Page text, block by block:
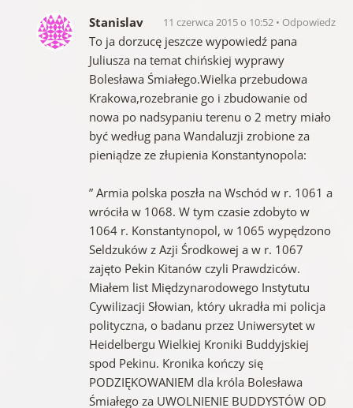
Stanislav 11 czerwca 2015 o 10:52 Odpowiedz
To ja dorzucę jeszcze wypowiedź pana
Juliusza na temat chińskiej wyprawy
Bolesława Śmiałego.Wielka przebudowa
Krakowa,rozebranie go i zbudowanie od
nowa po nadsypaniu terenu o 2 metry miało
być według pana Wandaluzji zrobione za
pieniądze ze złupienia Konstantynopola:
” Armia polska poszła na Wschód w r. 1061 a
wróciła w 1068. W tym czasie zdobyto w
1064 r. Konstantynopol, w 1065 wypędzono
Seldzuków z Azji Środkowej a w r. 1067
zajęto Pekin Kitanów czyli Prawdziców.
Miałem list Międzynarodowego Instytutu
Cywilizacji Słowian, który ukradła mi policja
polityczna, o badanu przez Uniwersytet w
Heidelbergu Wielkiej Kroniki Buddyjskiej
spod Pekinu. Kronika kończy się
PODZIĘKOWANIEM dla króla Bolesława
Śmiałego za UWOLNIENIE BUDDYSTÓW OD